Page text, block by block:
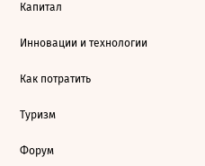
Капитал
Инновации и технологии
Как потратить
Туризм
Форум